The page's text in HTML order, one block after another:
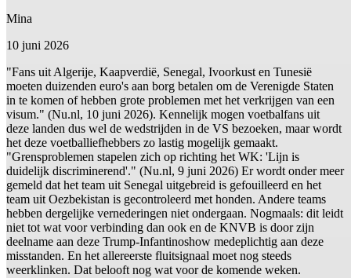
Mina
10 juni 2026
"Fans uit Algerije, Kaapverdië, Senegal, Ivoorkust en Tunesië
moeten duizenden euro's aan borg betalen om de Verenigde Staten
in te komen of hebben grote problemen met het verkrijgen van een
visum." (Nu.nl, 10 juni 2026). Kennelijk mogen voetbalfans uit
deze landen dus wel de wedstrijden in de VS bezoeken, maar wordt
het deze voetballiefhebbers zo lastig mogelijk gemaakt.
"Grensproblemen stapelen zich op richting het WK: 'Lijn is
duidelijk discriminerend'." (Nu.nl, 9 juni 2026) Er wordt onder meer
gemeld dat het team uit Senegal uitgebreid is gefouilleerd en het
team uit Oezbekistan is gecontroleerd met honden. Andere teams
hebben dergelijke vernederingen niet ondergaan. Nogmaals: dit leidt
niet tot wat voor verbinding dan ook en de KNVB is door zijn
deelname aan deze Trump-Infantinoshow medeplichtig aan deze
misstanden. En het allereerste fluitsignaal moet nog steeds
weerklinken. Dat belooft nog wat voor de komende weken.